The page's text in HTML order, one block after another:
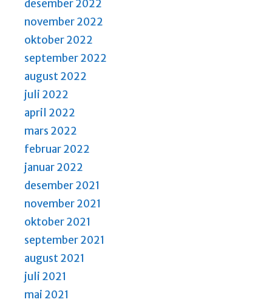
desember 2022
november 2022
oktober 2022
september 2022
august 2022
juli 2022
april 2022
mars 2022
februar 2022
januar 2022
desember 2021
november 2021
oktober 2021
september 2021
august 2021
juli 2021
mai 2021